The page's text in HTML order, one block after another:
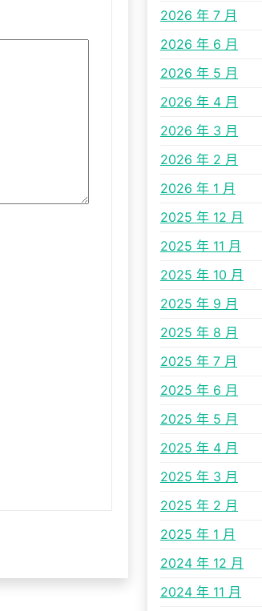
2026 年 7 月
2026 年 6 月
2026 年 5 月
2026 年 4 月
2026 年 3 月
2026 年 2 月
2026 年 1 月
2025 年 12 月
2025 年 11 月
2025 年 10 月
2025 年 9 月
2025 年 8 月
2025 年 7 月
2025 年 6 月
2025 年 5 月
2025 年 4 月
2025 年 3 月
2025 年 2 月
2025 年 1 月
2024 年 12 月
2024 年 11 月